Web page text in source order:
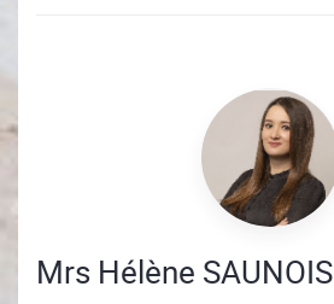
Mrs Hélène SAUNOIS